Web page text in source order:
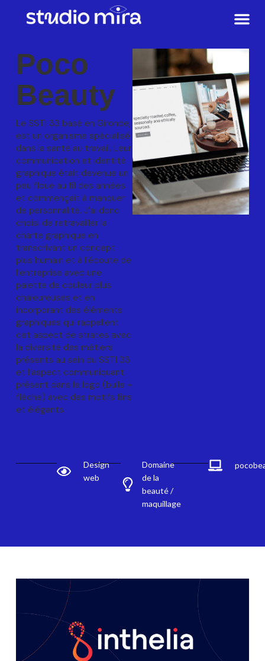
Poco
Beauty
Le SSTI 33 basé en Gironde,
est un organisme spécialisé
dans la santé au travail. Leur
communication et identité
graphique était devenue un
peu floue au fil des années
et commençait à manquer
de personnalité. J’ai donc
choisi de retravailler la
charte graphique en
transcrivant un concept
plus humain et à l’écoute de
l’entreprise avec une
palette de couleur plus
chaleureuses et en
incorporant des éléments
graphiques qui rappellent
cet aspect de strates avec
la diversité des métiers
présents au sein du SSTI 33
et l’aspect communiquant
présent dans le logo (bulle +
flèche) avec des motifs fins
et élégants.
Design
web
Domaine
de la
beauté /
maquillage